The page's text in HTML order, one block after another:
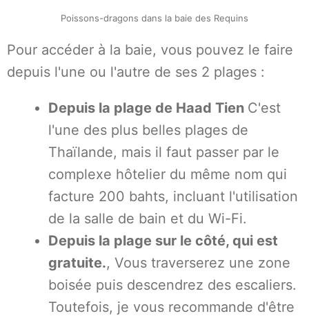
Poissons-dragons dans la baie des Requins
Pour accéder à la baie, vous pouvez le faire
depuis l'une ou l'autre de ses 2 plages :
Depuis la plage de Haad Tien C'est
l'une des plus belles plages de
Thaïlande, mais il faut passer par le
complexe hôtelier du même nom qui
facture 200 bahts, incluant l'utilisation
de la salle de bain et du Wi-Fi.
Depuis la plage sur le côté, qui est
gratuite., Vous traverserez une zone
boisée puis descendrez des escaliers.
Toutefois, je vous recommande d'être